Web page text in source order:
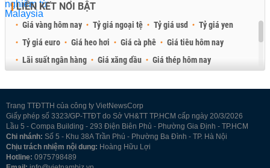
LIÊN KẾT NỔI BẬT
Giá vàng hôm nay Tỷ giá ngoại tệ Tỷ giá usd
Tỷ giá yen
Tỷ giá euro
Giá heo hơi Giá cà phê
Giá tiêu hôm nay
Lãi suất ngân hàng
Giá xăng dầu
Giá thép hôm nay
Trang TTĐTTH của công ty VietNewsCorp
Giấy phép số 3323/GP-TTĐT do Sở VH&TT TP.HCM cấp ngày 20/3/2026
Lầu 5 - Compa Building - 293 Điện Biên Phủ - Phường Gia Định - TP.HCM
Chi nhánh: Số 5 - Khu 38A Trần Phú - Phường Ba Đình - TP. Hà Nội
Chịu trách nhiệm nội dung: Hoàng Hữu Lợi
Hotline: 0975798489